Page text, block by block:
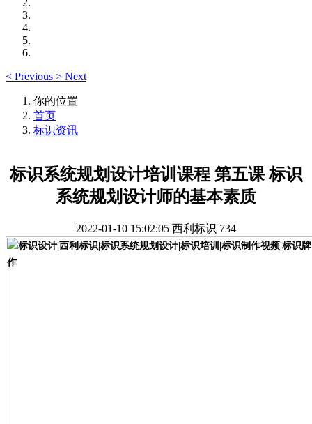
< Previous > Next
你的位置
首页
标识资讯
标识系统规划设计培训课程 第五课 标识
系统规划设计师的基本素质
2022-01-10 15:02:05 西利标识 734